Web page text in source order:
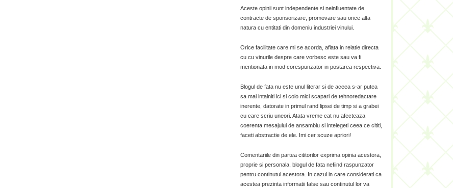
Aceste opinii sunt independente si neinfluentate de
contracte de sponsorizare, promovare sau orice alta
natura cu entitati din domeniu industriei vinului.
Orice facilitate care mi se acorda, aflata in relatie directa
cu cu vinurile despre care vorbesc este sau va fi
mentionata in mod corespunzator in postarea respectiva.
Blogul de fata nu este unul literar si de aceea s-ar putea
sa mai intalniti ici si colo mici scapari de tehnoredactare
inerente, datorate in primul rand lipsei de timp si a grabei
cu care scriu uneori. Atata vreme cat nu afecteaza
coerenta mesajului de ansamblu si intelegeti ceea ce cititi,
faceti abstractie de ele. Imi cer scuze apriori!
Comentariile din partea cititorilor exprima opinia acestora,
proprie si personala, blogul de fata nefiind raspunzator
pentru continutul acestora. In cazul in care considerati ca
acestea prezinta informatii false sau continutul lor va